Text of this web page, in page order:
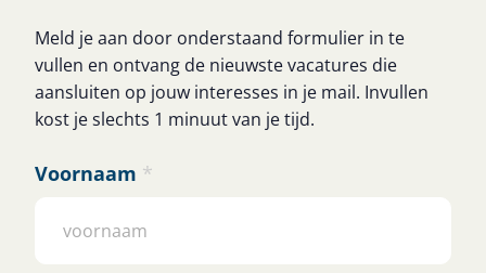
Meld je aan door onderstaand formulier in te
vullen en ontvang de nieuwste vacatures die
aansluiten op jouw interesses in je mail. Invullen
kost je slechts 1 minuut van je tijd.
Voornaam *